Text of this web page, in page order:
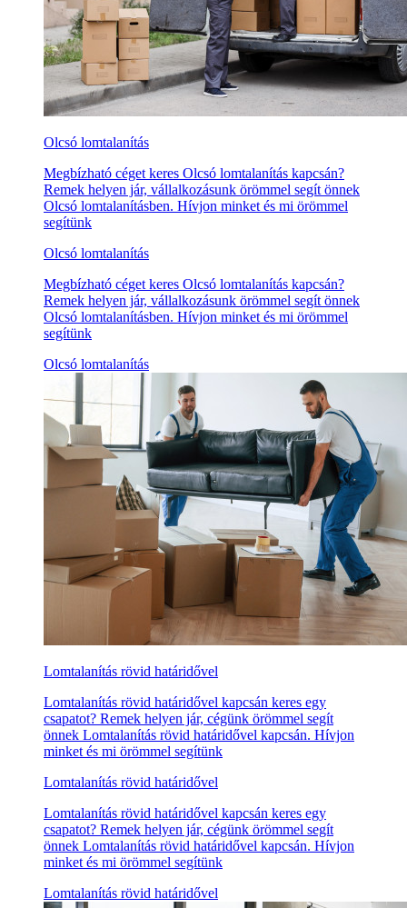
Olcsó lomtalanítás
Megbízható céget keres Olcsó lomtalanítás kapcsán?
Remek helyen jár, vállalkozásunk örömmel segít önnek
Olcsó lomtalanításben. Hívjon minket és mi örömmel
segítünk
Olcsó lomtalanítás
Megbízható céget keres Olcsó lomtalanítás kapcsán?
Remek helyen jár, vállalkozásunk örömmel segít önnek
Olcsó lomtalanításben. Hívjon minket és mi örömmel
segítünk
Olcsó lomtalanítás
Lomtalanítás rövid határidővel
Lomtalanítás rövid határidővel kapcsán keres egy
csapatot? Remek helyen jár, cégünk örömmel segít
önnek Lomtalanítás rövid határidővel kapcsán. Hívjon
minket és mi örömmel segítünk
Lomtalanítás rövid határidővel
Lomtalanítás rövid határidővel kapcsán keres egy
csapatot? Remek helyen jár, cégünk örömmel segít
önnek Lomtalanítás rövid határidővel kapcsán. Hívjon
minket és mi örömmel segítünk
Lomtalanítás rövid határidővel